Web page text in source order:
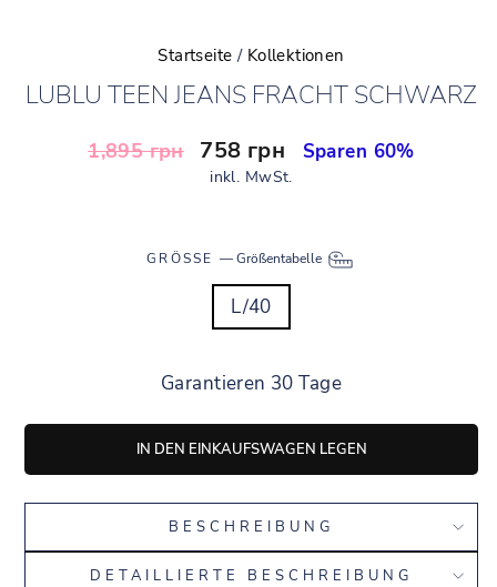
Startseite / Kollektionen
LUBLU TEEN JEANS FRACHT SCHWARZ
Normaler
1,895 грн Sonderpreis
758 грн Sparen 60%
inkl. MwSt.
GRÖSSE —Größentabelle
L/40
Garantieren 30 Tage
IN DEN EINKAUFSWAGEN LEGEN
BESCHREIBUNG
DETAILLIERTE BESCHREIBUNG